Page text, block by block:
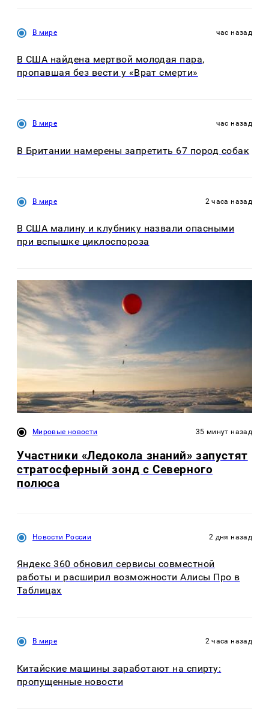
В мире час назад
В США найдена мертвой молодая пара,
пропавшая без вести у «Врат смерти»
В мире час назад
В Британии намерены запретить 67 пород собак
В мире 2 часа назад
В США малину и клубнику назвали опасными
при вспышке циклоспороза
Мировые новости 35 минут назад
Участники «Ледокола знаний» запустят
стратосферный зонд с Северного
полюса
Новости России 2 дня назад
Яндекс 360 обновил сервисы совместной
работы и расширил возможности Алисы Про в
Таблицах
В мире 2 часа назад
Китайские машины заработают на спирту:
пропущенные новости